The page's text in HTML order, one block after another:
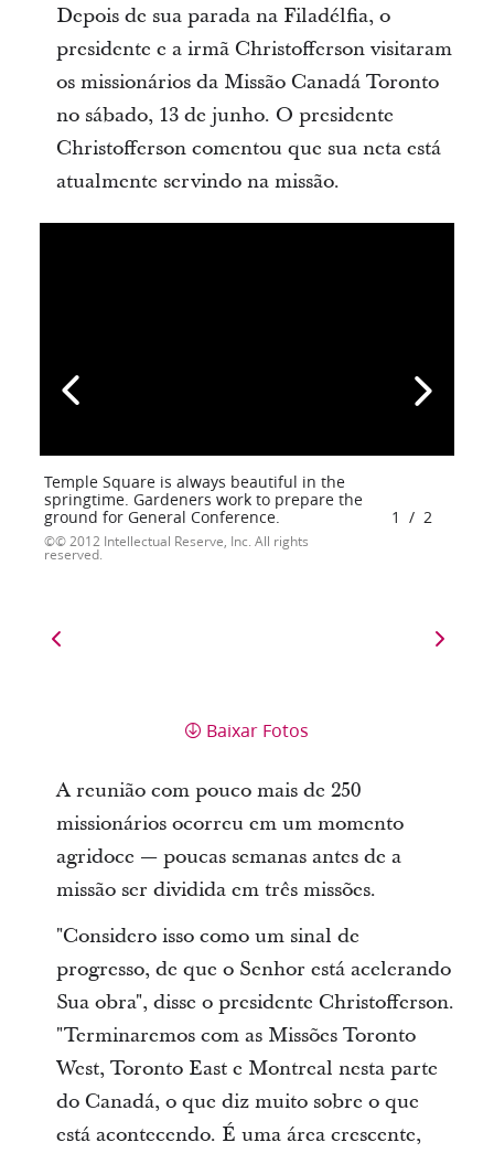
Depois de sua parada na Filadélfia, o
presidente e a irmã Christofferson visitaram
os missionários da Missão Canadá Toronto
no sábado, 13 de junho. O presidente
Christofferson comentou que sua neta está
atualmente servindo na missão.
Temple Square is always beautiful in the
springtime. Gardeners work to prepare the
ground for General Conference.
© 2012 Intellectual Reserve, Inc. All rights
reserved.
1 / 2
Baixar Fotos
A reunião com pouco mais de 250
missionários ocorreu em um momento
agridoce — poucas semanas antes de a
missão ser dividida em três missões.
"Considero isso como um sinal de
progresso, de que o Senhor está acelerando
Sua obra", disse o presidente Christofferson.
"Terminaremos com as Missões Toronto
West, Toronto East e Montreal nesta parte
do Canadá, o que diz muito sobre o que
está acontecendo. É uma área crescente,